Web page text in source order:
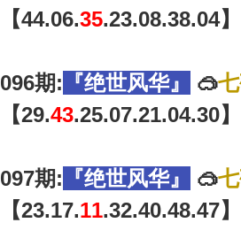
【44.06.35.23.08.38.04】
096期: 『绝世风华』 🥽
【29.43.25.07.21.04.30】
097期: 『绝世风华』 🥽
【23.17.11.32.40.48.47】